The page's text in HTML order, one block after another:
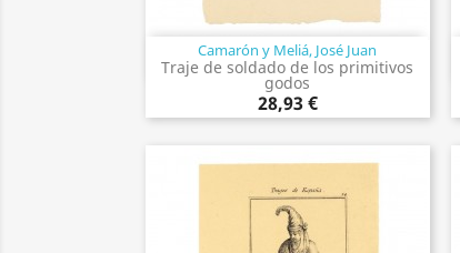
Camarón y Meliá, José Juan
Traje de soldado de los primitivos
godos
28,93 €
Vista rápida